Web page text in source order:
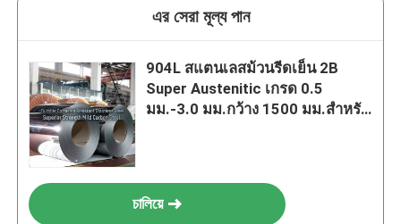
এর সেরা মূল্য পান
904L สแตนเลสม้วนรีดเย็น 2B
Super Austenitic เกรด 0.5
มม.-3.0 มม.กว้าง 1500 มม.สำหรับ
চালিয়ে